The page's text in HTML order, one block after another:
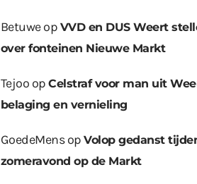
Betuweop VVD en DUS Weert
over fonteinen Nieuwe Markt
Tejoo opCelstraf voor man uit
belaging en vernieling
GoedeMensopVolop gedanst
zomeravond op de Markt